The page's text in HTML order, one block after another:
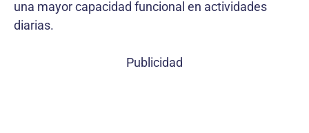
una mayor capacidad funcional en actividades
diarias.
Publicidad